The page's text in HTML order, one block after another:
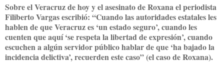
Sobre el Veracruz de hoy y el asesinato de Roxana el periodista
Filiberto Vargas escribió: “Cuando las autoridades estatales les
hablen de que Veracruz es ‘un estado seguro’, cuando les
cuenten que aquí ‘se respeta la libertad de expresión’, cuando
escuchen a algún servidor público hablar de que ‘ha bajado la
incidencia delictiva’, recuerden este caso” (el caso de Roxana).